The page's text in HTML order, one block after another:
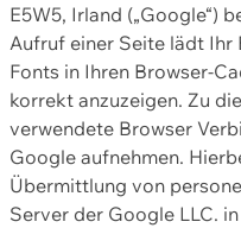
E5W5, Irland („Google“)
Aufruf einer Seite lädt
Fonts in Ihren Browser-
korrekt anzuzeigen. Zu
verwendete Browser
Google aufnehmen.
Übermittlung von
Server der Google LLC.